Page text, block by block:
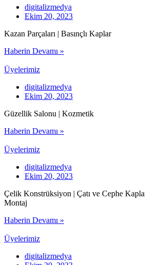
digitalizmedya
Ekim 20, 2023
Kazan Parçaları | Basınçlı Kaplar
Haberin Devamı »
Üyelerimiz
digitalizmedya
Ekim 20, 2023
Güzellik Salonu | Kozmetik
Haberin Devamı »
Üyelerimiz
digitalizmedya
Ekim 20, 2023
Çelik Konstrüksiyon | Çatı ve Cephe
Montaj
Haberin Devamı »
Üyelerimiz
digitalizmedya